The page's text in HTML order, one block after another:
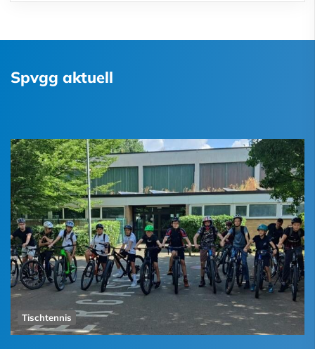
Spvgg aktuell
Tischtennis